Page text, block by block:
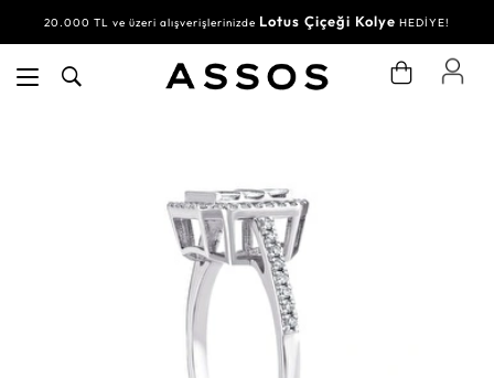
20.000 TL ve üzeri alışverişlerinizde Lotus Çiçeği Kolye HEDİYE!